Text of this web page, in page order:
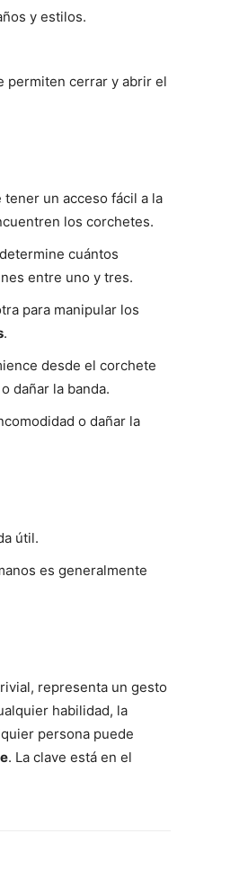
y estilos.
permiten cerrar y abrir el
un acceso fácil a la
los corchetes.
cuántos
entre uno y tres.
para manipular los
.
desde el corchete
dañar la banda.
o dañar la
útil.
es generalmente
representa un gesto
habilidad, la
persona puede
. La clave está en el